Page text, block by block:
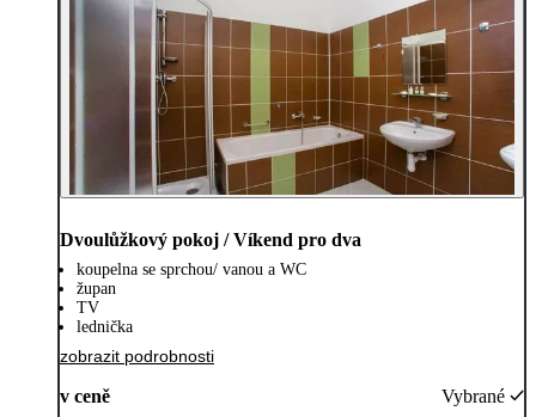
Dvoulůžkový pokoj / Víkend pro dva
koupelna se sprchou/ vanou a WC
župan
TV
lednička
zobrazit podrobnosti
v ceně Vybrané